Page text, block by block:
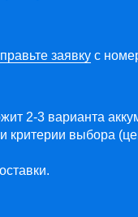
заявку с
2-3 варианта
критерии выбора